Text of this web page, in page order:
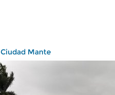
Ciudad Mante